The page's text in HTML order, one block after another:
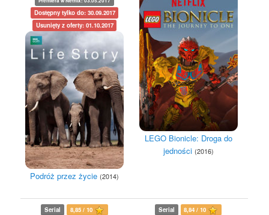
Dostępny tylko do: 30.09.2017
Usunięty z oferty: 01.10.2017
Podróż przez życie (2014)
LEGO Bionicle: Droga do
jedności (2016)
Serial 8,85 / 10 Serial 8,84 / 10